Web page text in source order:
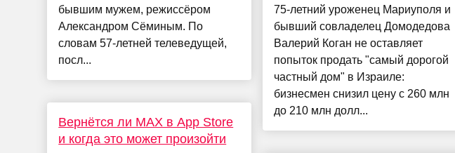
бывшим мужем, режиссёром
Александром Сёминым. По
словам 57-летней телеведущей,
посл...
Вернётся ли MAX в App Store
и когда это может произойти
75-летний уроженец Мариуполя и
бывший совладелец Домодедова
Валерий Коган не оставляет
попыток продать "самый дорогой
частный дом" в Израиле:
бизнесмен снизил цену с 260 млн
до 210 млн долл...